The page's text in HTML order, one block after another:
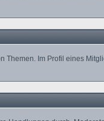
Themen. Im Profil eines